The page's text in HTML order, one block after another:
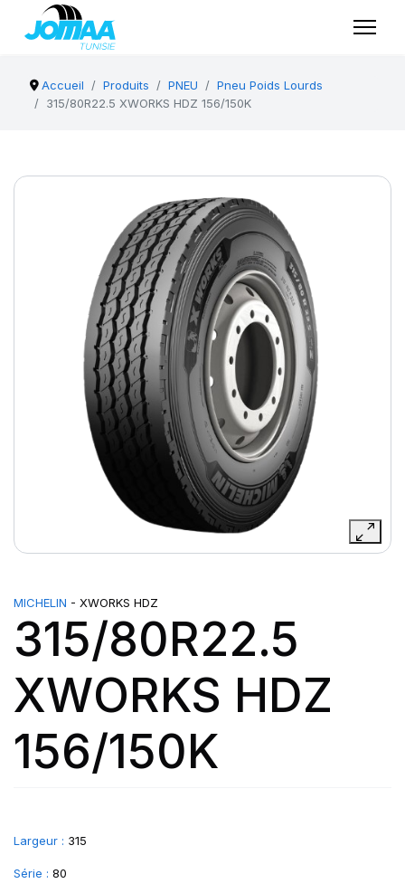
Accueil Produits PNEU
Pneu Poids Lourds
315/80R22.5 XWORKS HDZ 156/150K
MICHELIN - XWORKS HDZ
315/80R22.5
XWORKS HDZ
156/150K
Largeur : 315
Série : 80